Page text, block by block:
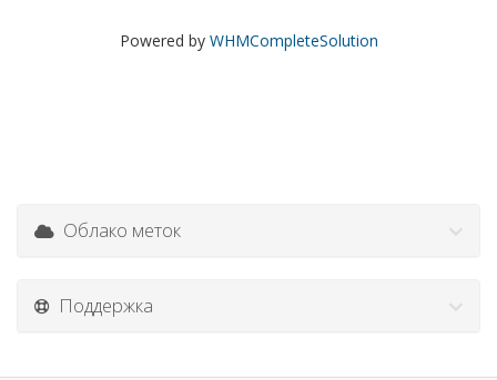
Powered by WHMCompleteSolution
Облако меток
Поддержка